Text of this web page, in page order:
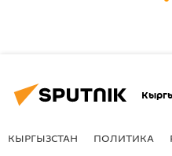
КЫРГЫЗСТАН ПОЛИТИКА